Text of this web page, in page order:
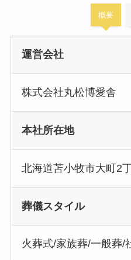
概要
運営会社
株式会社丸松博愛舎
本社所在地
北海道苫小牧市大町2
葬儀スタイル
火葬式/家族葬/一般葬/